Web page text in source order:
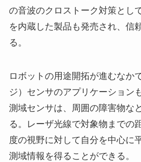
の音波のクロストーク対策とし
を内蔵した製品も発売され、信
る。
ロボットの用途開拓が進むなか
ジ）センサのアプリケーション
測域センサは、周囲の障害物な
る。レーザ光線で対象物までの
度の視野に対して自分を中心に
測域情報を得ることができる。